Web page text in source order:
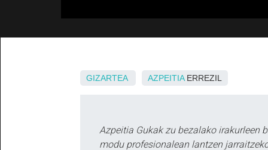
GIZARTEA AZPEITIAERREZIL
Azpeitia Gukak zu bezalako irakurleen
modu profesionalean lantzen